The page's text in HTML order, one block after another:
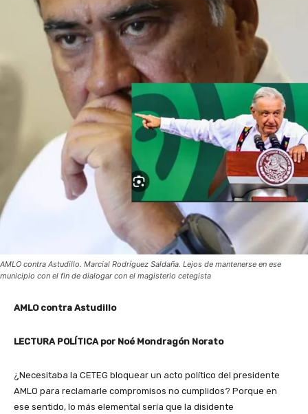
AMLO contra Astudillo. Marcial Rodríguez Saldaña. Lejos de mantenerse en ese
municipio con el fin de dialogar con el magisterio cetegista
AMLO contra Astudillo
LECTURA POLÍTICA por Noé Mondragón Norato
¿Necesitaba la CETEG bloquear un acto político del presidente
AMLO para reclamarle compromisos no cumplidos? Porque en
ese sentido, lo más elemental sería que la disidente